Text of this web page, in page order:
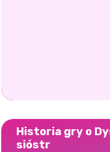
Historia gry o
sióstr